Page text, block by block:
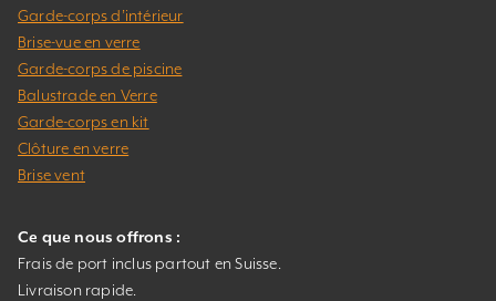
Garde-corps d’intérieur
Brise-vue en verre
Garde-corps de piscine
Balustrade en Verre
Garde-corps en kit
Clôture en verre
Brise vent
Ce que nous offrons :
Frais de port inclus partout en Suisse.
Livraison rapide.